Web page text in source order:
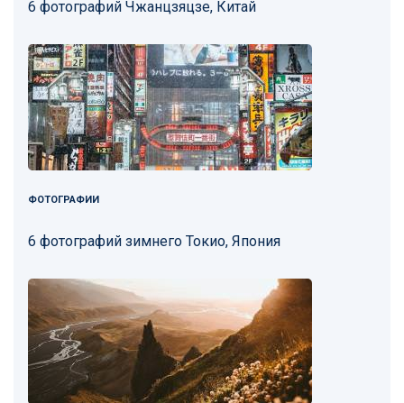
6 фотографий Чжанцзяцзе, Китай
ФОТОГРАФИИ
6 фотографий зимнего Токио, Япония